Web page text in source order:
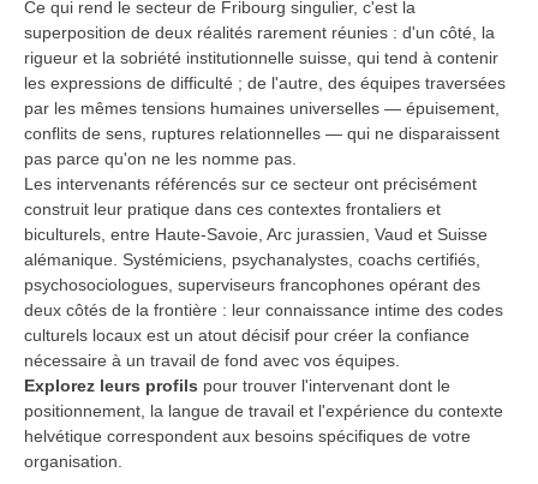
Ce qui rend le secteur de Fribourg singulier, c'est la
superposition de deux réalités rarement réunies : d'un côté, la
rigueur et la sobriété institutionnelle suisse, qui tend à contenir
les expressions de difficulté ; de l'autre, des équipes traversées
par les mêmes tensions humaines universelles — épuisement,
conflits de sens, ruptures relationnelles — qui ne disparaissent
pas parce qu'on ne les nomme pas.
Les intervenants référencés sur ce secteur ont précisément
construit leur pratique dans ces contextes frontaliers et
biculturels, entre Haute-Savoie, Arc jurassien, Vaud et Suisse
alémanique. Systémiciens, psychanalystes, coachs certifiés,
psychosociologues, superviseurs francophones opérant des
deux côtés de la frontière : leur connaissance intime des codes
culturels locaux est un atout décisif pour créer la confiance
nécessaire à un travail de fond avec vos équipes.
Explorez leurs profils pour trouver l'intervenant dont le
positionnement, la langue de travail et l'expérience du contexte
helvétique correspondent aux besoins spécifiques de votre
organisation.